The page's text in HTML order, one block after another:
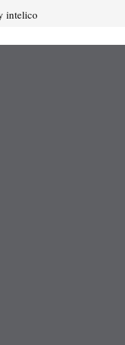
intelico